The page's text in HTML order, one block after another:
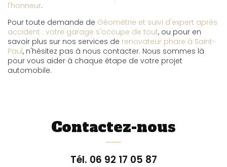
l'honneur.
Pour toute demande de Géométrie et suivi d'expert après
accident : votre garage s'occupe de tout, ou pour en
savoir plus sur nos services de renovateur phare à Saint-
Paul, n'hésitez pas à nous contacter. Nous sommes là
pour vous aider à chaque étape de votre projet
automobile.
Contactez-nous
Tél. 06 92 17 05 87